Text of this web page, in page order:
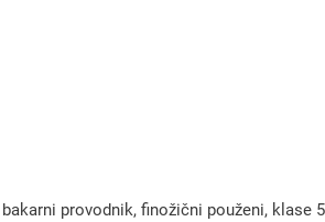
provodnik, finožični použeni, klase